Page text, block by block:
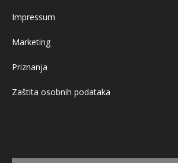
Impressum
Marketing
Priznanja
Zaštita osobnih podataka